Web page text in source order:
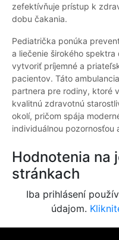
zefektívňuje prístup k
dobu čakania.
Pediatrička ponúka
a liečenie širokého
vytvoriť príjemné a
pacientov. Táto
partnera pre rodiny, ktoré
kvalitnú zdravotnú
okolí, pričom spája
individuálnou pozornosťou
Hodnotenia na
stránkach
Iba prihlásení
údajom.